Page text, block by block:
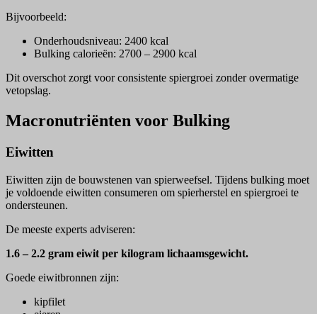
Bijvoorbeeld:
Onderhoudsniveau: 2400 kcal
Bulking calorieën: 2700 – 2900 kcal
Dit overschot zorgt voor consistente spiergroei zonder overmatige
vetopslag.
Macronutriënten voor Bulking
Eiwitten
Eiwitten zijn de bouwstenen van spierweefsel. Tijdens bulking moet
je voldoende eiwitten consumeren om spierherstel en spiergroei te
ondersteunen.
De meeste experts adviseren:
1.6 – 2.2 gram eiwit per kilogram lichaamsgewicht.
Goede eiwitbronnen zijn:
kipfilet